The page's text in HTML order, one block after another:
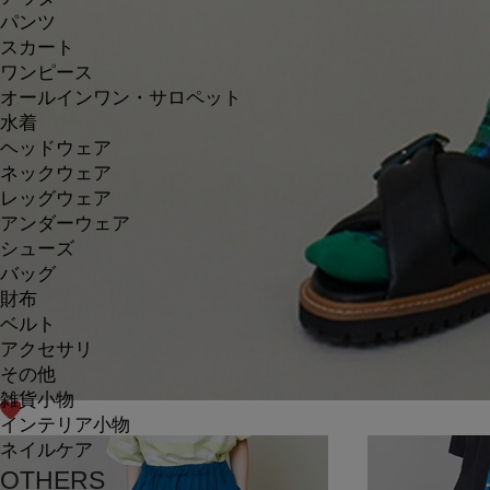
パンツ
スカート
ワンピース
オールインワン・サロペット
水着
ヘッドウェア
ネックウェア
レッグウェア
アンダーウェア
シューズ
バッグ
財布
ベルト
アクセサリ
その他
雑貨小物
インテリア小物
ネイルケア
OTHERS